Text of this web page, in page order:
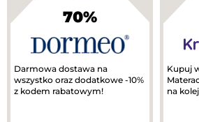
70%
Darmowa dostawa na
wszystko oraz dodatkowe -10%
z kodem rabatowym!
Kupuj
na